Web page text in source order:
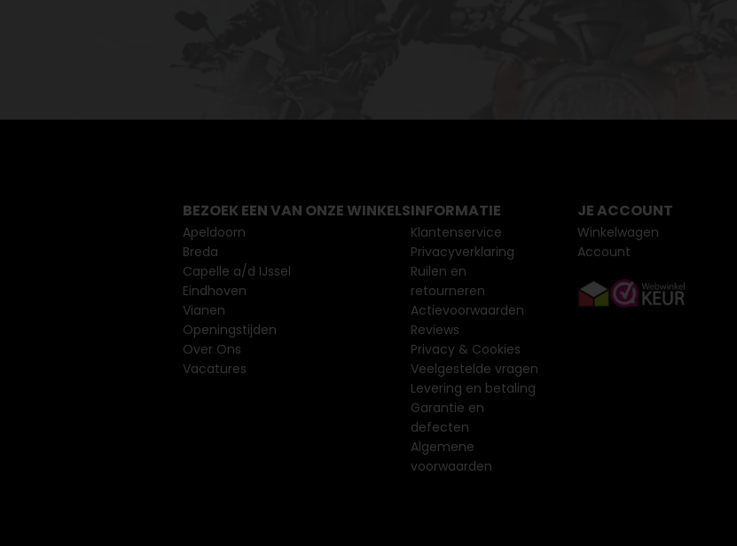
BEZOEK EEN VAN ONZE WINKELS
Apeldoorn
Breda
Capelle a/d IJssel
Eindhoven
Vianen
Openingstijden
Over Ons
Vacatures
INFORMATIE
Klantenservice
Privacyverklaring
Ruilen en
retourneren
Actievoorwaarden
Reviews
Privacy & Cookies
Veelgestelde vragen
Levering en betaling
Garantie en
defecten
Algemene
voorwaarden
JE ACCOUNT
Winkelwagen
Account